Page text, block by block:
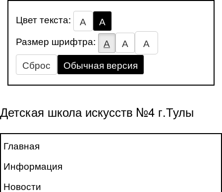
Цвет текста: А
А
Размер шрифтра:
А А
А
Сброс
Обычная версия
Детская школа искусств №4 г.Тулы
Главная
Информация
Новости